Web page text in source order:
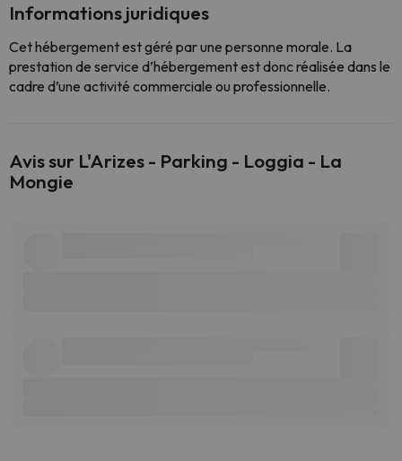
Informations juridiques
Cet hébergement est géré par une personne morale. La
prestation de service d’hébergement est donc réalisée dans le
cadre d’une activité commerciale ou professionnelle.
Avis sur L'Arizes - Parking - Loggia - La
Mongie